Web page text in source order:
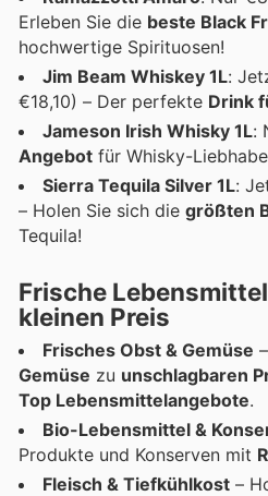
Erleben Sie die beste Black
hochwertige Spirituosen!
Jim Beam Whiskey 1L:
€18,10) – Der perfekte Drink
Jameson Irish Whisky 1L:
Angebot für Whisky-
Sierra Tequila Silver 1L:
– Holen Sie sich die größten
Tequila!
Frische
kleinen Preis
Frisches Obst & Gemüse
Gemüse zu unschlagbaren
Top Lebensmittelangebote.
Bio-Lebensmittel &
Produkte und Konserven mit
Fleisch & Tiefkühlkost –